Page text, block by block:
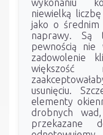
niewielką
jako o średnim
naprawy.
pewnością nie
zadowolenie
większość
usunięciu.
elementy
drobnych
przekazane